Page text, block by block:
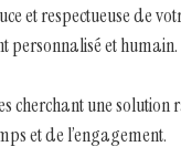
et respectueuse de
personnalisé et humain.
cherchant une
et de l’engagement.